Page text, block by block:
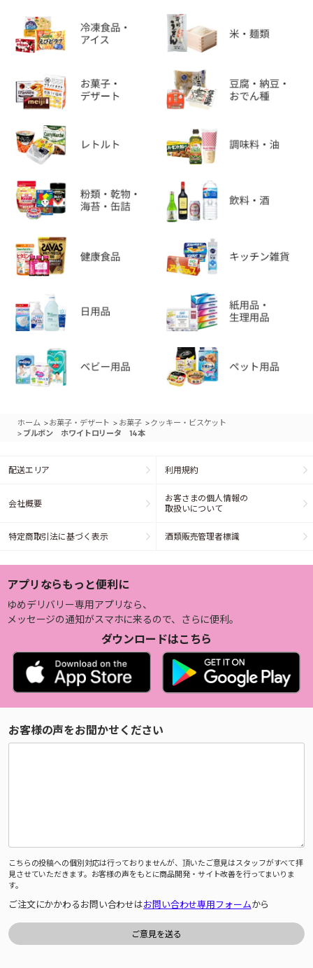
ホーム >お菓子・デザート > お菓子 >クッキー・ビスケット
> ブルボン ホワイトロリータ 14本
配送エリア 利用規約
会社概要
お客さまの個人情報の
取扱いについて
特定商取引法に基づく表示 酒類販売管理者標識
アプリならもっと便利に
ゆめデリバリー専用アプリなら、
メッセージの通知がスマホに来るので、さらに便利。
ダウンロードはこちら
お客様の声をお聞かせください
こちらの投稿への個別対応は行っておりませんが、頂いたご意見はスタッフがすべて拝
見させていただきます。お客様の声をもとに商品開発・サイト改善を行ってまいりま
す。
ご注文にかかわるお問い合わせはお問い合わせ専用フォームから